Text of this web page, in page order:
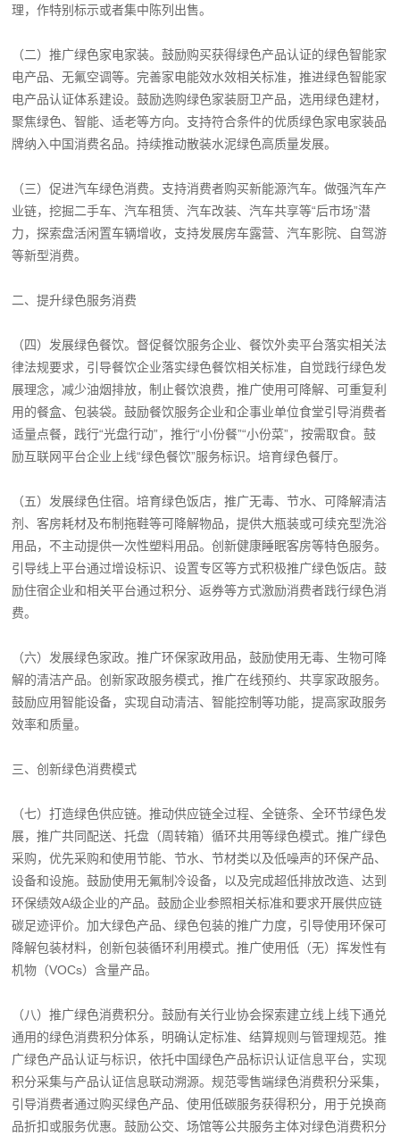
理，作特别标示或者集中陈列出售。
（二）推广绿色家电家装。鼓励购买获得绿色产品认证的绿色智能家
电产品、无氟空调等。完善家电能效水效相关标准，推进绿色智能家
电产品认证体系建设。鼓励选购绿色家装厨卫产品，选用绿色建材，
聚焦绿色、智能、适老等方向。支持符合条件的优质绿色家电家装品
牌纳入中国消费名品。持续推动散装水泥绿色高质量发展。
（三）促进汽车绿色消费。支持消费者购买新能源汽车。做强汽车产
业链，挖掘二手车、汽车租赁、汽车改装、汽车共享等“后市场”潜
力，探索盘活闲置车辆增收，支持发展房车露营、汽车影院、自驾游
等新型消费。
二、提升绿色服务消费
（四）发展绿色餐饮。督促餐饮服务企业、餐饮外卖平台落实相关法
律法规要求，引导餐饮企业落实绿色餐饮相关标准，自觉践行绿色发
展理念，减少油烟排放，制止餐饮浪费，推广使用可降解、可重复利
用的餐盒、包装袋。鼓励餐饮服务企业和企事业单位食堂引导消费者
适量点餐，践行“光盘行动”，推行“小份餐”“小份菜”，按需取食。鼓
励互联网平台企业上线“绿色餐饮”服务标识。培育绿色餐厅。
（五）发展绿色住宿。培育绿色饭店，推广无毒、节水、可降解清洁
剂、客房耗材及布制拖鞋等可降解物品，提供大瓶装或可续充型洗浴
用品，不主动提供一次性塑料用品。创新健康睡眠客房等特色服务。
引导线上平台通过增设标识、设置专区等方式积极推广绿色饭店。鼓
励住宿企业和相关平台通过积分、返券等方式激励消费者践行绿色消
费。
（六）发展绿色家政。推广环保家政用品，鼓励使用无毒、生物可降
解的清洁产品。创新家政服务模式，推广在线预约、共享家政服务。
鼓励应用智能设备，实现自动清洁、智能控制等功能，提高家政服务
效率和质量。
三、创新绿色消费模式
（七）打造绿色供应链。推动供应链全过程、全链条、全环节绿色发
展，推广共同配送、托盘（周转箱）循环共用等绿色模式。推广绿色
采购，优先采购和使用节能、节水、节材类以及低噪声的环保产品、
设备和设施。鼓励使用无氟制冷设备，以及完成超低排放改造、达到
环保绩效A级企业的产品。鼓励企业参照相关标准和要求开展供应链
碳足迹评价。加大绿色产品、绿色包装的推广力度，引导使用环保可
降解包装材料，创新包装循环利用模式。推广使用低（无）挥发性有
机物（VOCs）含量产品。
（八）推广绿色消费积分。鼓励有关行业协会探索建立线上线下通兑
通用的绿色消费积分体系，明确认定标准、结算规则与管理规范。推
广绿色产品认证与标识，依托中国绿色产品标识认证信息平台，实现
积分采集与产品认证信息联动溯源。规范零售端绿色消费积分采集，
引导消费者通过购买绿色产品、使用低碳服务获得积分，用于兑换商
品折扣或服务优惠。鼓励公交、场馆等公共服务主体对绿色消费积分